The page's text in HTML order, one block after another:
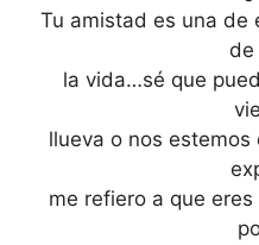
Tu amistad es una de
de
la vida…sé que
llueva o nos
me refiero a que